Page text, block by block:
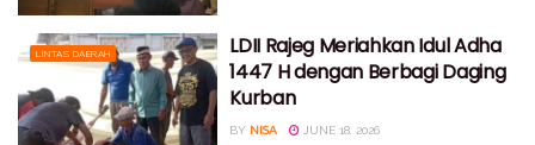
LINTAS DAERAH
LDII Rajeg Meriahkan Idul Adha
1447 H dengan Berbagi Daging
Kurban
BY NISA JUNE 18, 2026